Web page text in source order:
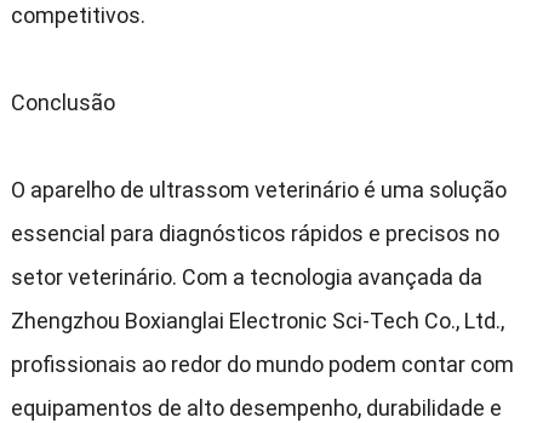
competitivos.
Conclusão
O aparelho de ultrassom veterinário é uma solução
essencial para diagnósticos rápidos e precisos no
setor veterinário. Com a tecnologia avançada da
Zhengzhou Boxianglai Electronic Sci-Tech Co., Ltd.,
profissionais ao redor do mundo podem contar com
equipamentos de alto desempenho, durabilidade e